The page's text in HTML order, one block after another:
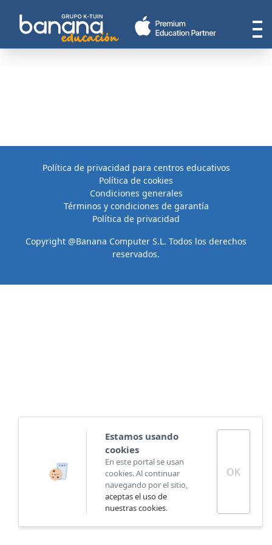
Política de privacidad para centros educativos
Política de cookies
Condiciones generales
Términos y condiciones de garantía
Política de privacidad
Copyright @Banana Computer S.L. Todos los derechos
reservados.
Estamos usando
cookies
En este portal se usan
cookies. Al continuar
navegando por el sitio,
aceptas el uso de
nuestras cookies.
OK